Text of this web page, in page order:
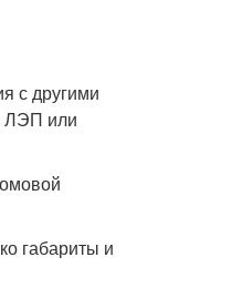
с другими
ЛЭП или
габариты и